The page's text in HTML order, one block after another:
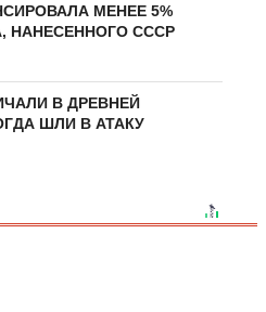
МЕНЕЕ 5%
НАНЕСЕННОГО СССР
В ДРЕВНЕЙ
ШЛИ В АТАКУ